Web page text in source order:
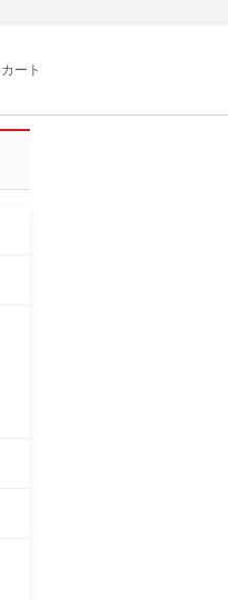
カート